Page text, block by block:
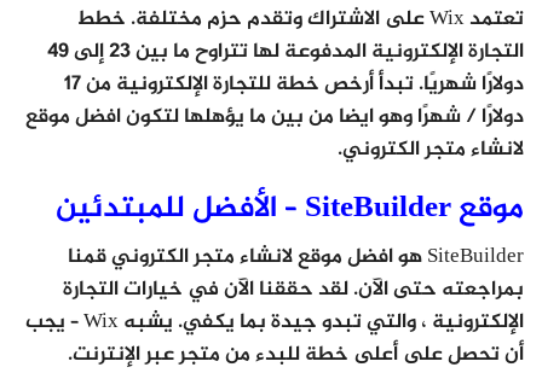
تعتمد Wix على الاشتراك وتقدم حزم مختلفة. خطط
التجارة الإلكترونية المدفوعة لها تتراوح ما بين 23 إلى 49
دولارًا شهريًا. تبدأ أرخص خطة للتجارة الإلكترونية من 17
دولارًا / شهرًا وهو ايضا من بين ما يؤهلها لتكون افضل موقع
لانشاء متجر الكتروني.
موقع SiteBuilder – الأفضل للمبتدئين
SiteBuilder هو افضل موقع لانشاء متجر الكتروني قمنا
بمراجعته حتى الآن. لقد حققنا الآن في خيارات التجارة
الإلكترونية ، والتي تبدو جيدة بما يكفي. يشبه Wix – يجب
أن تحصل على أعلى خطة للبدء من متجر عبر الإنترنت.